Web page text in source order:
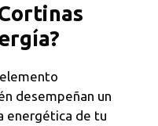
desempeñan un
energética de tu